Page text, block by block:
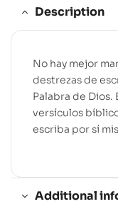
Description
No hay mejor
destrezas de
Palabra de
versículos
escriba por sí
Additional